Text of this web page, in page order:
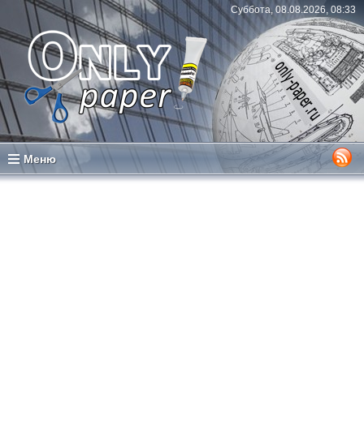
Суббота, 08.08.2026, 08:33
Меню